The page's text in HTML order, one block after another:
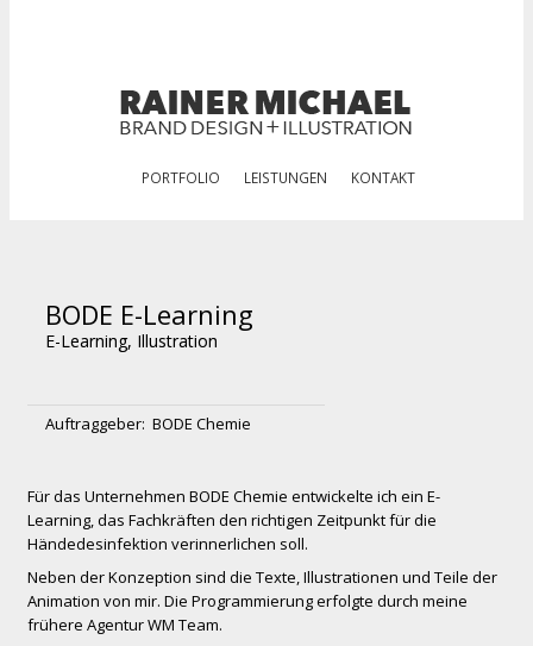
PORTFOLIO LEISTUNGEN KONTAKT
BODE E-Learning
E-Learning, Illustration
Auftraggeber: BODE Chemie
Für das Unternehmen BODE Chemie entwickelte ich ein E-
Learning, das Fachkräften den richtigen Zeitpunkt für die
Händedesinfektion verinnerlichen soll.
Neben der Konzeption sind die Texte, Illustrationen und Teile der
Animation von mir. Die Programmierung erfolgte durch meine
frühere Agentur WM Team.